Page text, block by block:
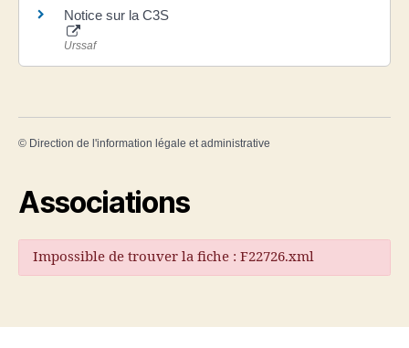
Notice sur la C3S
Urssaf
© Direction de l'information légale et administrative
Associations
Impossible de trouver la fiche : F22726.xml